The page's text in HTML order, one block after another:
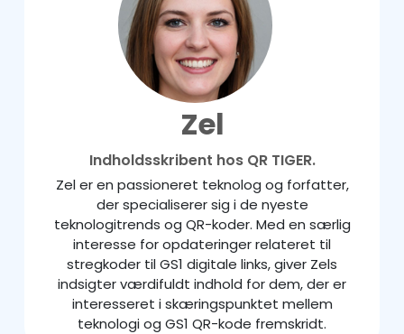
Zel
Indholdsskribent hos QR TIGER.
Zel er en passioneret teknolog og forfatter,
der specialiserer sig i de nyeste
teknologitrends og QR-koder. Med en særlig
interesse for opdateringer relateret til
stregkoder til GS1 digitale links, giver Zels
indsigter værdifuldt indhold for dem, der er
interesseret i skæringspunktet mellem
teknologi og GS1 QR-kode fremskridt.